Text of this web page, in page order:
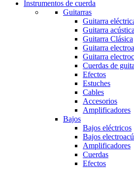
Instrumentos de cuerda
Guitarras
Guitarra
Guitarra acústica
Guitarra Clásica
Guitarra
Guitarra
Cuerdas de
Efectos
Estuches
Cables
Accesorios
Amplificadores
Bajos
Bajos eléctricos
Bajos
Amplificadores
Cuerdas
Efectos